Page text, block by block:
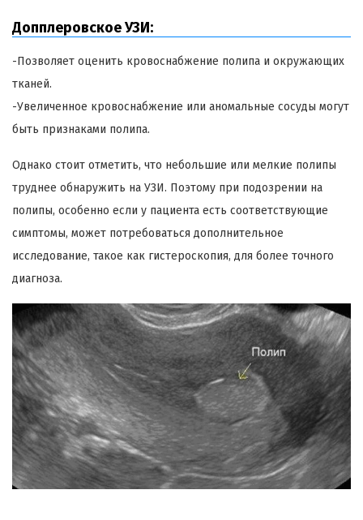
Допплеровское УЗИ:
-Позволяет оценить кровоснабжение полипа и окружающих
тканей.
-Увеличенное кровоснабжение или аномальные сосуды могут
быть признаками полипа.
Однако стоит отметить, что небольшие или мелкие полипы
труднее обнаружить на УЗИ. Поэтому при подозрении на
полипы, особенно если у пациента есть соответствующие
симптомы, может потребоваться дополнительное
исследование, такое как гистероскопия, для более точного
диагноза.